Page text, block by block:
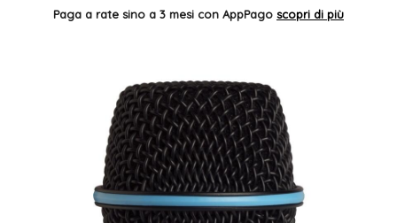
Paga a rate sino a 3 mesi con AppPago scopri di più